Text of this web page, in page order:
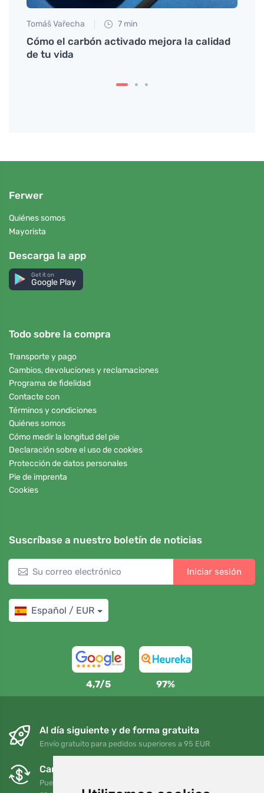
Tomáš Vařecha 7 min
Cómo el carbón activado mejora la calidad
de tu vida
Ferwer
Quiénes somos
Mayorista
Descarga la app
Get it on
Google Play
Todo sobre la compra
Transporte y pago
Cambios, devoluciones y reclamaciones
Programa de fidelidad
Contacte con
Términos y condiciones
Quiénes somos
Cómo medir la longitud del pie
Declaración sobre el uso de cookies
Protección de datos personales
Pie de imprenta
Cookies
Suscríbase a nuestro boletín de noticias
Iniciar sesión
Español / EUR
4,7/5 97%
Al día siguiente y de forma gratuita
Envío gratuito para pedidos superiores a 95 EUR
Cambios y devoluciones gratuitos
Puede devolver o cambiar su pedido en cualquier momento